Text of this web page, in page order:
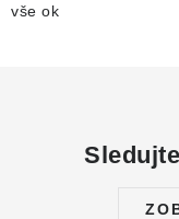
PRODUKTY
vše ok